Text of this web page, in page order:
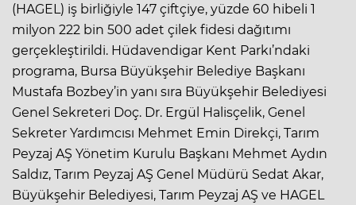
(HAGEL) iş birliğiyle 147 çiftçiye, yüzde 60 hibeli 1
milyon 222 bin 500 adet çilek fidesi dağıtımı
gerçekleştirildi. Hüdavendigar Kent Parkı’ndaki
programa, Bursa Büyükşehir Belediye Başkanı
Mustafa Bozbey’in yanı sıra Büyükşehir Belediyesi
Genel Sekreteri Doç. Dr. Ergül Halisçelik, Genel
Sekreter Yardımcısı Mehmet Emin Direkçi, Tarım
Peyzaj AŞ Yönetim Kurulu Başkanı Mehmet Aydın
Saldız, Tarım Peyzaj AŞ Genel Müdürü Sedat Akar,
Büyükşehir Belediyesi, Tarım Peyzaj AŞ ve HAGEL